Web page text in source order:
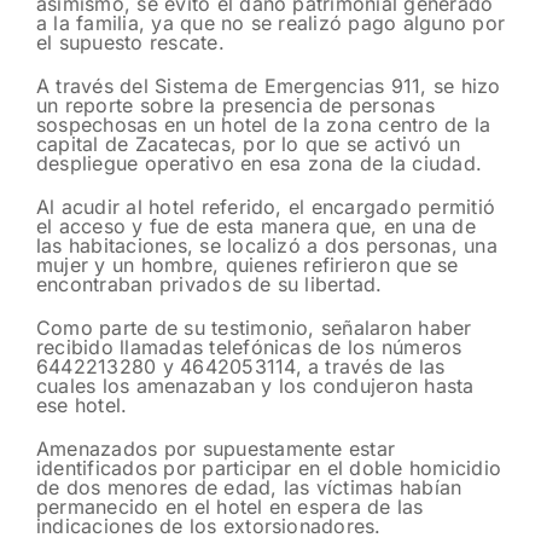
a la familia, ya que no se realizó pago alguno por
el supuesto rescate.
A través del Sistema de Emergencias 911, se hizo
un reporte sobre la presencia de personas
sospechosas en un hotel de la zona centro de la
capital de Zacatecas, por lo que se activó un
despliegue operativo en esa zona de la ciudad.
Al acudir al hotel referido, el encargado permitió
el acceso y fue de esta manera que, en una de
las habitaciones, se localizó a dos personas, una
mujer y un hombre, quienes refirieron que se
encontraban privados de su libertad.
Como parte de su testimonio, señalaron haber
recibido llamadas telefónicas de los números
6442213280 y 4642053114, a través de las
cuales los amenazaban y los condujeron hasta
ese hotel.
Amenazados por supuestamente estar
identificados por participar en el doble homicidio
de dos menores de edad, las víctimas habían
permanecido en el hotel en espera de las
indicaciones de los extorsionadores.